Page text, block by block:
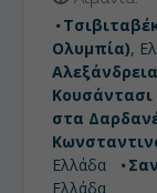
μεγαλύτερα
απέχει μόλις
• Εν Πλώ
πέρασμα στη
Αιγαίο
•
παραδοσιακή,
πόλεις σε μια!
• Μύκονος:
Ολυμπία),
στα
Ελλάδα
Ελλάδα